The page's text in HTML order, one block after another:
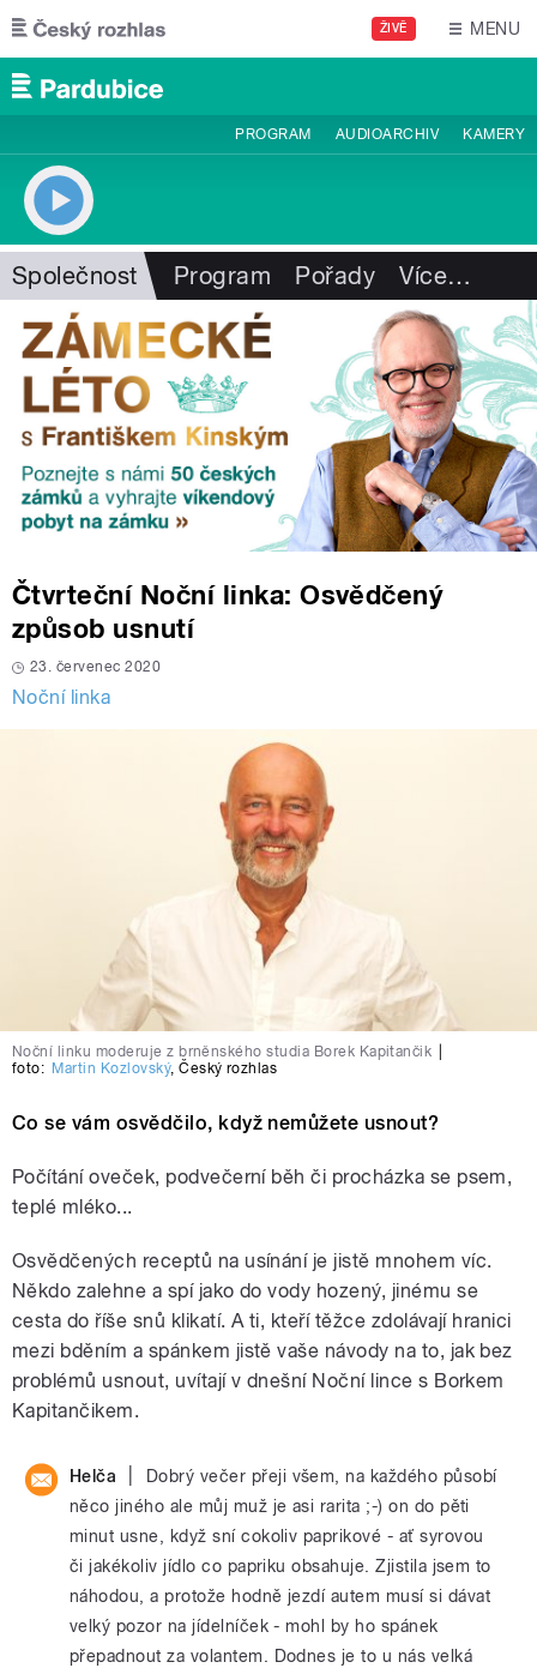
Přejít k hlavnímu obsahu
ŽIVĚ MENU
PROGRAM AUDIOARCHIV KAMERY
Společnost Program Pořady Více…
Čtvrteční Noční linka: Osvědčený
způsob usnutí
23. červenec 2020
Noční linka
Noční linku moderuje z brněnského studia Borek Kapitančik
foto: Martin Kozlovský,Český rozhlas
Co se vám osvědčilo, když nemůžete usnout?
Počítání oveček, podvečerní běh či procházka se psem,
teplé mléko...
Osvědčených receptů na usínání je jistě mnohem víc.
Někdo zalehne a spí jako do vody hozený, jinému se
cesta do říše snů klikatí. A ti, kteří těžce zdolávají hranici
mezi bděním a spánkem jistě vaše návody na to, jak bez
problémů usnout, uvítají v dnešní Noční lince s Borkem
Kapitančikem.
Helča
Dobrý večer přeji všem, na každého působí
něco jiného ale můj muž je asi rarita ;-) on do pěti
minut usne, když sní cokoliv paprikové - ať syrovou
či jakékoliv jídlo co papriku obsahuje. Zjistila jsem to
náhodou, a protože hodně jezdí autem musí si dávat
velký pozor na jídelníček - mohl by ho spánek
přepadnout za volantem. Dodnes je to u nás velká